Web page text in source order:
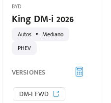
King DM-i 2026
BYD
Autos
Mediano
PHEV
VERSIONES
DM-I FWD